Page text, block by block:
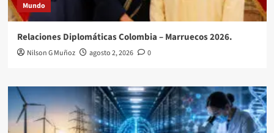
Mundo
Relaciones Diplomáticas Colombia – Marruecos 2026.
Nilson G Muñoz agosto 2, 2026 0